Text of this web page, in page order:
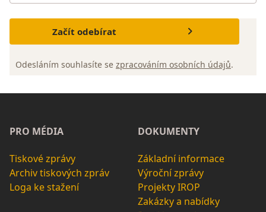
Začít odebírat
Odesláním souhlasíte se zpracováním osobních údajů.
PRO MÉDIA
Tiskové zprávy
Archiv tiskových zpráv
Loga ke stažení
DOKUMENTY
Základní informace
Výroční zprávy
Projekty IROP
Zakázky a nabídky